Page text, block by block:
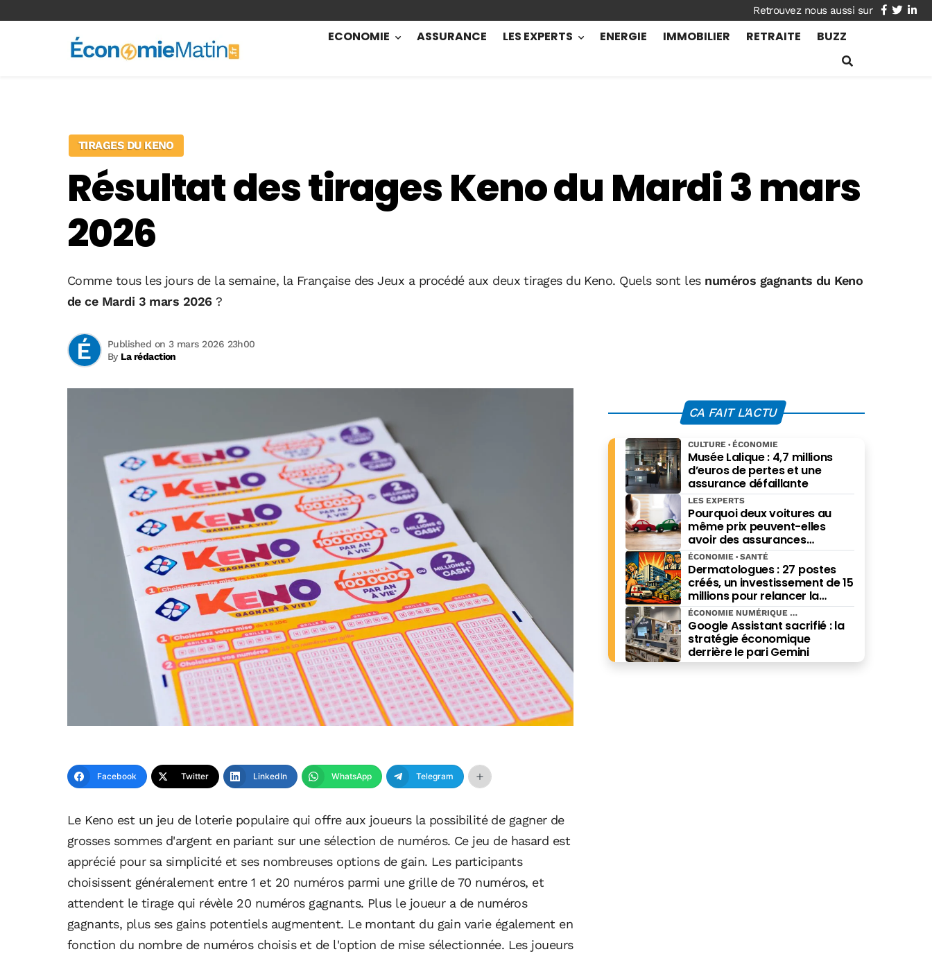
facebook
twitter
ECONOMIE ASSURANCE LES EXPERTS ENERGIE IMMOBILIER RETRAITE BUZZ
TIRAGES DU KENO
Résultat des tirages Keno du Mardi 3 mars
2026
Comme tous les jours de la semaine, la Française des Jeux a procédé aux deux tirages du Keno. Quels sont les numéros gagnants du Keno
de ce Mardi 3 mars 2026?
By La rédaction
Published on 3 mars 2026 23h00
Facebook Twitter LinkedIn WhatsApp Telegram
Le Keno est un jeu de loterie populaire qui offre aux joueurs la possibilité de gagner de
grosses sommes d'argent en pariant sur une sélection de numéros. Ce jeu de hasard est
apprécié pour sa simplicité et ses nombreuses options de gain. Les participants
choisissent généralement entre 1 et 20 numéros parmi une grille de 70 numéros, et
attendent le tirage qui révèle 20 numéros gagnants. Plus le joueur a de numéros
gagnants, plus ses gains potentiels augmentent. Le montant du gain varie également en
fonction du nombre de numéros choisis et de l'option de mise sélectionnée. Les joueurs
CA FAIT L'ACTU
Musée Lalique : 4,7 millions
d’euros de pertes et une
assurance défaillante
CULTURE ÉCONOMIE
Pourquoi deux voitures au
même prix peuvent-elles
avoir des assurances
différentes ?
LES EXPERTS
Dermatologues : 27 postes
créés, un investissement de 15
millions pour relancer la
spécialité
ÉCONOMIE SANTÉ
Google Assistant sacrifié : la
stratégie économique
derrière le pari Gemini
ÉCONOMIE NUMÉRIQUE